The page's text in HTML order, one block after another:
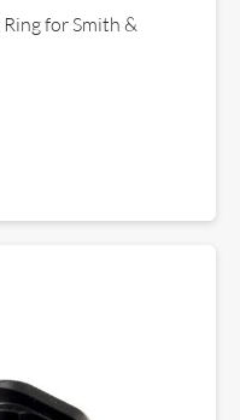
for Smith &